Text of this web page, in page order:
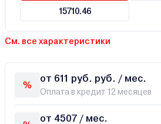
15710.46
См. все характеристики
от 611 руб. руб. / мес.
Оплата в кредит 12 месяцев
от 4507 / мес.